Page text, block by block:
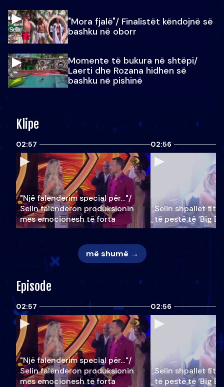
"Mora fjalë"/ Finalistët këndojnë së
bashku në oborr
Momente të bukura në shtëpi/
Laerti dhe Rozana hidhen së
bashku në pishinë
Klipe
02:57
"Një falenderim special për…"/
Selin falënderon produksionin
mes emocionesh të forta
02:56
Selin shpallet
të pestë të ‘Big
më shumë →
Episode
02:57
"Një falenderim special për…"/
Selin falënderon produksionin
mes emocionesh të forta
02:56
Selin shpallet
të pestë të ‘Big